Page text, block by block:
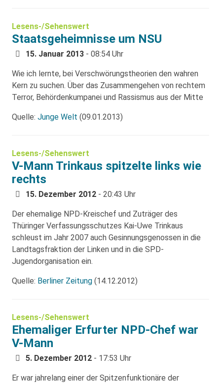
Lesens-/Sehenswert
Staatsgeheimnisse um NSU
15. Januar 2013 - 08:54 Uhr
Wie ich lernte, bei Verschwörungstheorien den wahren
Kern zu suchen. Über das Zusammengehen von rechtem
Terror, Behördenkumpanei und Rassismus aus der Mitte
Quelle: Junge Welt (09.01.2013)
Lesens-/Sehenswert
V-Mann Trinkaus spitzelte links wie
rechts
15. Dezember 2012 - 20:43 Uhr
Der ehemalige NPD-Kreischef und Zuträger des
Thüringer Verfassungsschutzes Kai-Uwe Trinkaus
schleust im Jahr 2007 auch Gesinnungsgenossen in die
Landtagsfraktion der Linken und in die SPD-
Jugendorganisation ein.
Quelle: Berliner Zeitung (14.12.2012)
Lesens-/Sehenswert
Ehemaliger Erfurter NPD-Chef war
V-Mann
5. Dezember 2012 - 17:53 Uhr
Er war jahrelang einer der Spitzenfunktionäre der